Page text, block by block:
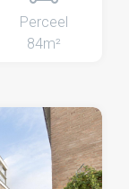
Perceel
84m²